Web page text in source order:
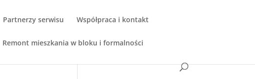
Partnerzy serwisu Współpraca i kontakt
Remont mieszkania w bloku i formalności